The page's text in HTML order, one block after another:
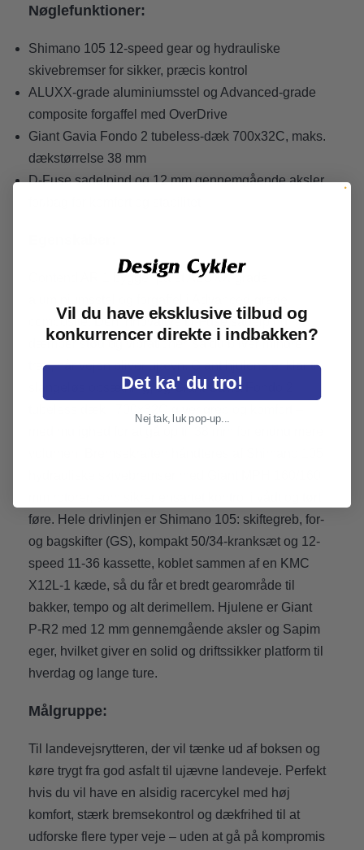
Nøglefunktioner:
Shimano 105 12-speed gear og hydrauliske
skivebremser for sikker, præcis kontrol
ALUXX-grade aluminiumsstel og Advanced-grade
composite forgaffel med OverDrive
Giant Gavia Fondo 2 tubeless-dæk 700x32C, maks.
dækstørrelse 38 mm
D-Fuse sadelpind og 12 mm gennemgående aksler
Contend AR 1 bygger på et ALUXX-grade
composite. Den innovative D-Fuse sadelpind
dæmper stød og vibrationer, så du bliver mindre
træt, når vejen bliver ujævn. Giant hjulene er klar til
slangeløs opsætning, og Giant Gavia Fondo 2
føre. Hele drivlinjen er Shimano 105: skiftegreb, for-
og bagskifter (GS), kompakt 50/34-kranksæt og 12-
speed 11-36 kassette, koblet sammen af en KMC
X12L-1 kæde, så du får et bredt gearområde til
bakker, tempo og alt derimellem. Hjulene er Giant
P-R2 med 12 mm gennemgående aksler og Sapim
eger, hvilket giver en solid og driftssikker platform til
hverdag og lange ture.
Målgruppe:
Til landevejsrytteren, der vil tænke ud af boksen og
køre trygt fra god asfalt til ujævne landeveje. Perfekt
hvis du vil have en alsidig racercykel med høj
komfort, stærk bremsekontrol og dækfrihed til at
udforske flere typer veje – uden at gå på kompromis
Vil du have eksklusive tilbud og
konkurrencer direkte i indbakken?
Det ka' du tro!
Nej tak, luk pop-up...